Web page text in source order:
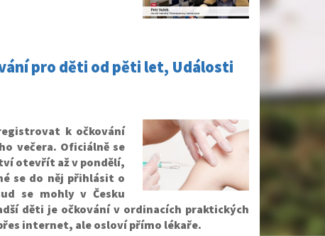
pro děti od pěti let, Události
k očkování
večera. Oficiálně se
otevřít až v pondělí,
se do něj přihlásit o
se mohly v Česku
děti je očkování v ordinacích praktických
internet, ale osloví přímo lékaře.